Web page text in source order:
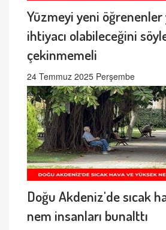
Yüzmeyi yeni öğrenenler
ihtiyacı olabileceğini
çekinmemeli
24 Temmuz 2025 Perşembe
Doğu Akdeniz'de sıcak
nem insanları bunalttı